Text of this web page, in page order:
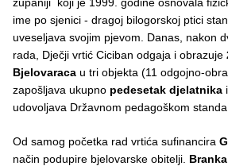
ime po sjenici - dragoj bilogorskoj ptici
uveseljava svojim pjevom. Danas, nakon
rada, Dječji vrtić Ciciban odgaja i obrazuje
Bjelovaraca u tri objekta (11 odgojno-
zapošljava ukupno pedesetak djelatnika
udovoljava Državnom pedagoškom
Od samog početka rad vrtića sufinancira
način podupire bjelovarske obitelji.